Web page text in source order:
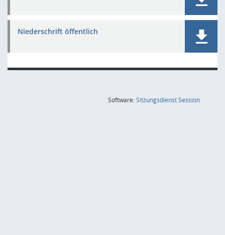
Niederschrift öffentlich
Software:SitzungsdienstSession(Wird in